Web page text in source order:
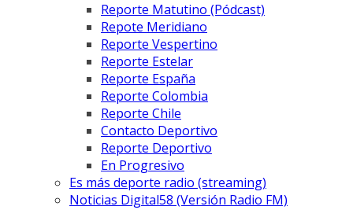
Reporte Matutino (Pódcast)
Repote Meridiano
Reporte Vespertino
Reporte Estelar
Reporte España
Reporte Colombia
Reporte Chile
Contacto Deportivo
Reporte Deportivo
En Progresivo
Es más deporte radio (streaming)
Noticias Digital58 (Versión Radio FM)